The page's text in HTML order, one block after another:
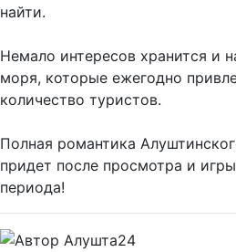
найти.
Немало интересов хранится и
моря, которые ежегодно
количество туристов.
Полная романтика
придет после просмотра и
периода!